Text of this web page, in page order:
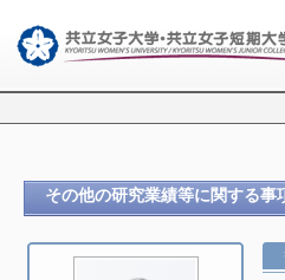
その他の研究業績等に関する事